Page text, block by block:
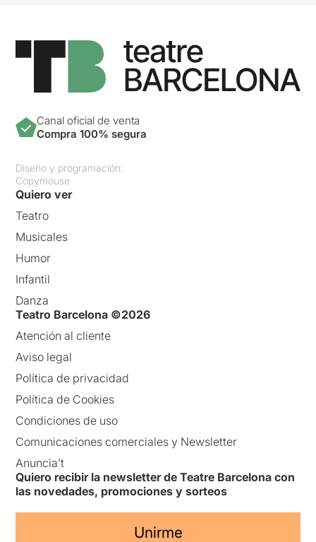
Canal oficial de venta
Compra 100% segura
Diseño y programación:
Copymouse
Quiero ver
Teatro
Musicales
Humor
Infantil
Danza
Teatro Barcelona ©2026
Atención al cliente
Aviso legal
Política de privacidad
Política de Cookies
Condiciones de uso
Comunicaciones comerciales y Newsletter
Anuncia’t
Quiero recibir la newsletter de Teatre Barcelona con
las novedades, promociones y sorteos
Unirme